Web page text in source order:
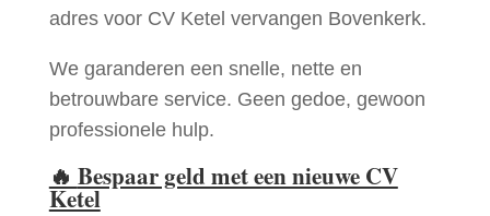
adres voor CV Ketel vervangen Bovenkerk.
We garanderen een snelle, nette en
betrouwbare service. Geen gedoe, gewoon
professionele hulp.
🔥 Bespaar geld met een nieuwe CV
Ketel